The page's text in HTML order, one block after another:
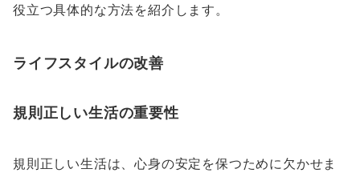
役立つ具体的な方法を紹介します。
ライフスタイルの改善
規則正しい生活の重要性
規則正しい生活は、心身の安定を保つために欠かせま